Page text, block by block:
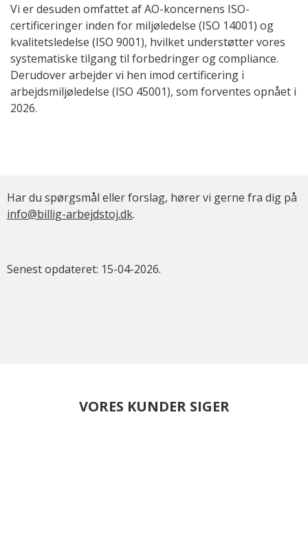
Vi er desuden omfattet af AO-koncernens ISO-
certificeringer inden for miljøledelse (ISO 14001) og
kvalitetsledelse (ISO 9001), hvilket understøtter vores
systematiske tilgang til forbedringer og compliance.
Derudover arbejder vi hen imod certificering i
arbejdsmiljøledelse (ISO 45001), som forventes opnået i
2026.
Har du spørgsmål eller forslag, hører vi gerne fra dig på
info@billig-arbejdstoj.dk.
Senest opdateret: 15-04-2026.
VORES KUNDER SIGER